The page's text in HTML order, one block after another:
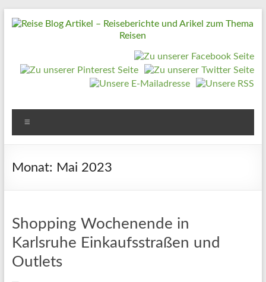
Inhalt
Blog
–
Reiseberichte
Arikel
zum
Reisen
Reise
Urlaub,
Artikel
Monat: Mai 2023
Shopping Wochenende in
Karlsruhe Einkaufsstraßen und
Outlets